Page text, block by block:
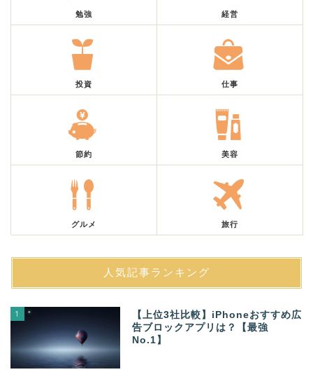
勉強 経営
投資 仕事
節約 美容
グルメ 旅行
人気記事ランキング
1
【上位3社比較】iPhoneおすすめ広
告ブロックアプリは？【最強
No.1】